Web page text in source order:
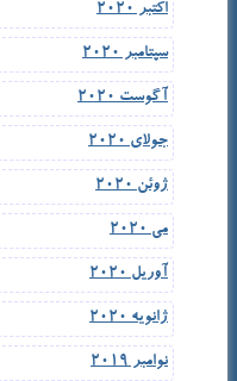
اکتبر 2020
سپتامبر 2020
آگوست 2020
جولای 2020
ژوئن 2020
می 2020
آوریل 2020
ژانویه 2020
نوامبر 2019